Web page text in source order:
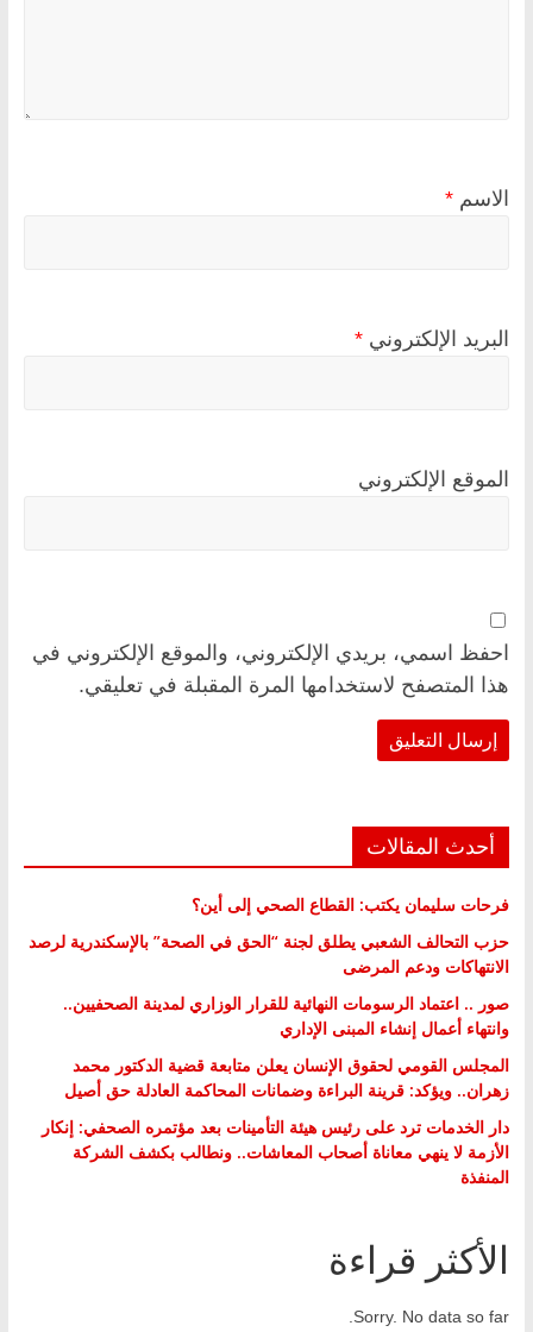
الاسم *
البريد الإلكتروني *
الموقع الإلكتروني
احفظ اسمي، بريدي الإلكتروني، والموقع الإلكتروني في
هذا المتصفح لاستخدامها المرة المقبلة في تعليقي.
أحدث المقالات
فرحات سليمان يكتب: القطاع الصحي إلى أين؟
حزب التحالف الشعبي يطلق لجنة “الحق في الصحة” بالإسكندرية لرصد
الانتهاكات ودعم المرضى
صور .. اعتماد الرسومات النهائية للقرار الوزاري لمدينة الصحفيين..
وانتهاء أعمال إنشاء المبنى الإداري
المجلس القومي لحقوق الإنسان يعلن متابعة قضية الدكتور محمد
زهران.. ويؤكد: قرينة البراءة وضمانات المحاكمة العادلة حق أصيل
دار الخدمات ترد على رئيس هيئة التأمينات بعد مؤتمره الصحفي: إنكار
الأزمة لا ينهي معاناة أصحاب المعاشات.. ونطالب بكشف الشركة
المنفذة
الأكثر قراءة
Sorry. No data so far.